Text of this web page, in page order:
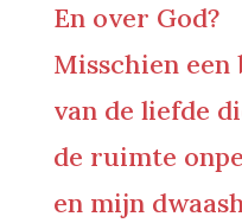
En over God?
Misschien een
van de liefde
de ruimte
en mijn